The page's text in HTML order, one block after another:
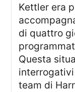
Kettler era previsto come
di quattro
Questa
team di